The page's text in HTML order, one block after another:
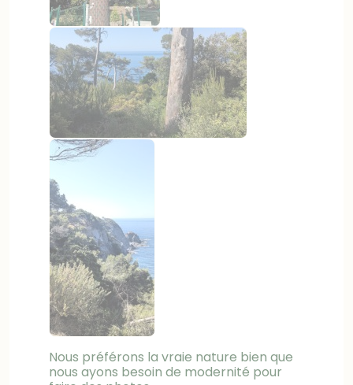
Nous préférons la vraie nature bien que
nous ayons besoin de modernité pour